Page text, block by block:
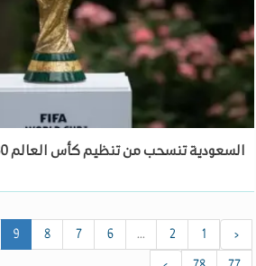
السعودية تنسحب من تنظيم كأس العالم 2030.. ما علاقة المغرب؟
‹
1
2
...
6
7
8
9